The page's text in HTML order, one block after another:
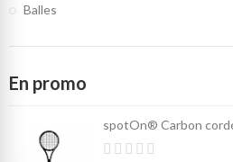
Balles
En promo
spotOn® Carbon